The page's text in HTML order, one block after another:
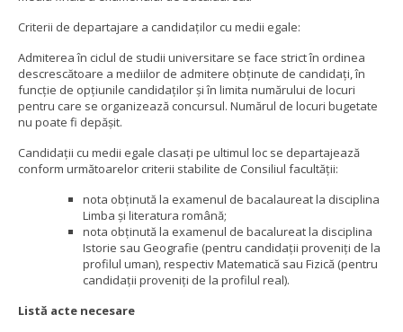
Criterii de departajare a candidaților cu medii egale:
Admiterea în ciclul de studii universitare se face strict în ordinea
descrescătoare a mediilor de admitere obţinute de candidaţi, în
funcţie de opţiunile candidaţilor şi în limita numărului de locuri
pentru care se organizează concursul. Numărul de locuri bugetate
nu poate fi depăşit.
Candidaţii cu medii egale clasați pe ultimul loc se departajează
conform următoarelor criterii stabilite de Consiliul facultăţii:
nota obținută la examenul de bacalaureat la disciplina
Limba și literatura română;
nota obținută la examenul de bacalureat la disciplina
Istorie sau Geografie (pentru candidații proveniți de la
profilul uman), respectiv Matematică sau Fizică (pentru
candidații proveniți de la profilul real).
Listă acte necesare